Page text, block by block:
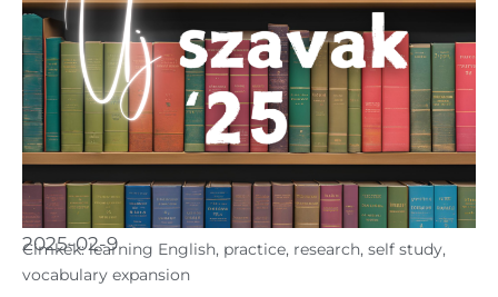
2025-02-9
Cimkék: learning English, practice, research, self study,
vocabulary expansion